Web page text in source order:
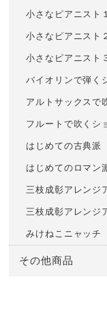
小さなピアニスト
小さなピアニスト
小さなピアニスト
バイオリンで弾く
アルトサックスで
フルートで吹くシ
はじめての古典派
はじめてのロマン
三枝成彰アレンジ
三枝成彰アレンジ
みけねこニャッチ
その他商品